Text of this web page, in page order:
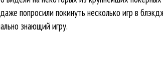
попросили покинуть несколько игр в
знающий игру.